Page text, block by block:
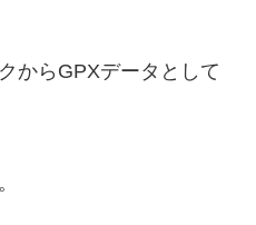
からGPXデータとして